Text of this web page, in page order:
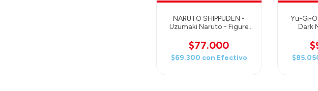
NARUTO SHIPPUDEN -
Uzumaki Naruto - Figure
$77.000
$69.300 con Efectivo
Yu-Gi-
Dark